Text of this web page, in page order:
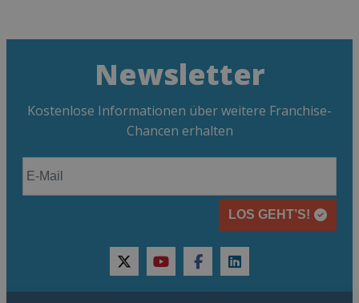
Newsletter
Kostenlose Informationen über weitere Franchise-
Chancen erhalten
LOS GEHT’S!
twitteryoutubefacebooklinkedin